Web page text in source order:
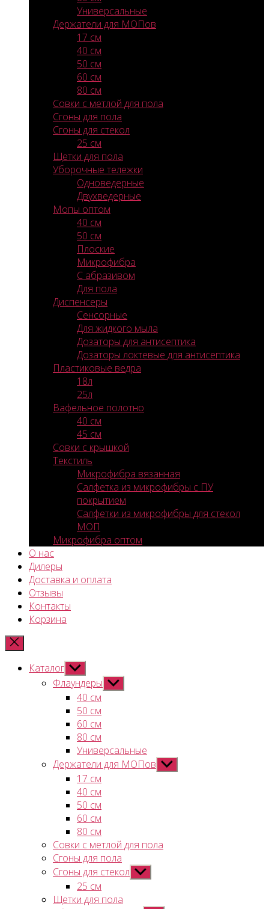
Универсальные
Держатели для МОПов
17 см
40 см
50 см
60 см
80 см
Совки с метлой для пола
Сгоны для пола
Сгоны для стекол
25 см
Щетки для пола
Уборочные тележки
Одноведерные
Двухведерные
Мопы оптом
40 см
50 см
Плоские
Микрофибра
С абразивом
Для пола
Диспенсеры
Сенсорные
Для жидкого мыла
Дозаторы для антисептика
Дозаторы локтевые для антисептика
Пластиковые ведра
18л
25л
Вафельное полотно
40 см
45 см
Совки с крышкой
Текстиль
Микрофибра вязанная
Салфетка из микрофибры с ПУ
покрытием
Салфетки из микрофибры для стекол
МОП
Микрофибра оптом
О нас
Дилеры
Доставка и оплата
Отзывы
Контакты
Корзина
Каталог Показывать
подменю
Флаундеры Показывать
подменю
40 см
50 см
60 см
80 см
Универсальные
Держатели для МОПов Показывать
подменю
17 см
40 см
50 см
60 см
80 см
Совки с метлой для пола
Сгоны для пола
Сгоны для стекол Показывать
подменю
25 см
Щетки для пола